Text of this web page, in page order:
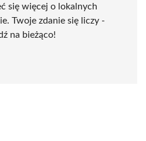
się więcej o lokalnych
Twoje zdanie się liczy -
na bieżąco!